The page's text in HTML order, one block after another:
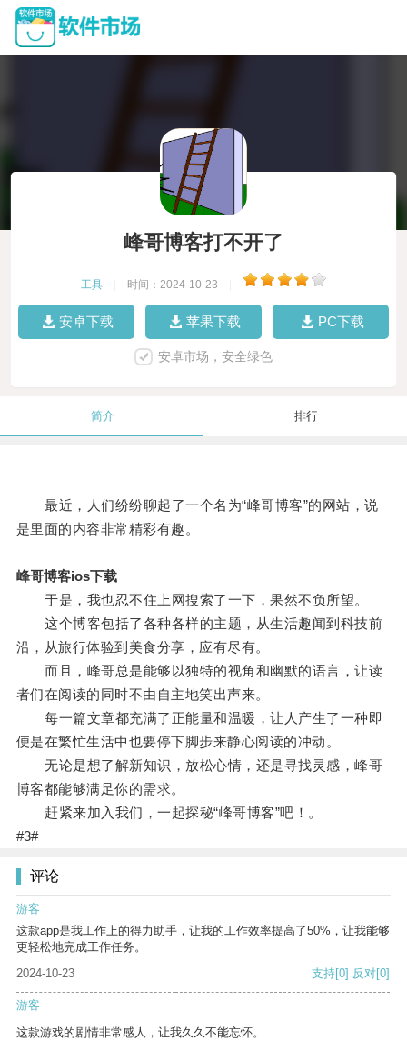
峰哥博客打不开了
工具 时间：2024-10-23
安卓下载 苹果下载 PC下载
安卓市场，安全绿色
简介 排行
最近，人们纷纷聊起了一个名为“峰哥博客”的网站，说
是里面的内容非常精彩有趣。
峰哥博客ios下载
于是，我也忍不住上网搜索了一下，果然不负所望。
这个博客包括了各种各样的主题，从生活趣闻到科技前
沿，从旅行体验到美食分享，应有尽有。
而且，峰哥总是能够以独特的视角和幽默的语言，让读
者们在阅读的同时不由自主地笑出声来。
每一篇文章都充满了正能量和温暖，让人产生了一种即
便是在繁忙生活中也要停下脚步来静心阅读的冲动。
无论是想了解新知识，放松心情，还是寻找灵感，峰哥
博客都能够满足你的需求。
赶紧来加入我们，一起探秘“峰哥博客”吧！。
#3#
评论
游客
这款app是我工作上的得力助手，让我的工作效率提高了50%，让我能够
更轻松地完成工作任务。
2024-10-23
支持[0] 反对[0]
游客
这款游戏的剧情非常感人，让我久久不能忘怀。